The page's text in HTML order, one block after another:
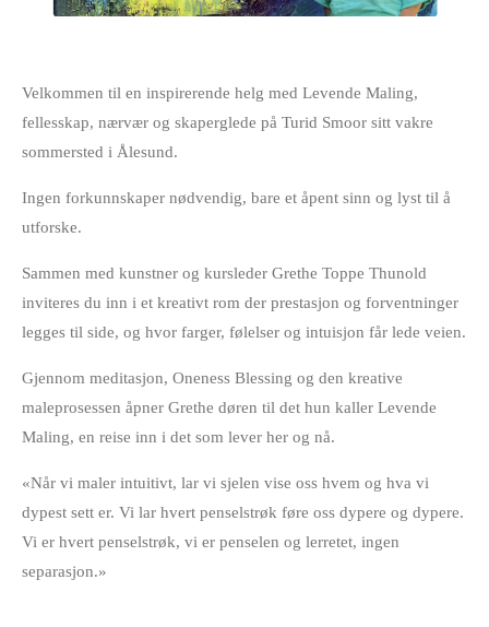
Velkommen til en inspirerende helg med Levende Maling,
fellesskap, nærvær og skaperglede på Turid Smoor sitt vakre
sommersted i Ålesund.
Ingen forkunnskaper nødvendig, bare et åpent sinn og lyst til å
utforske.
Sammen med kunstner og kursleder Grethe Toppe Thunold
inviteres du inn i et kreativt rom der prestasjon og forventninger
legges til side, og hvor farger, følelser og intuisjon får lede veien.
Gjennom meditasjon, Oneness Blessing og den kreative
maleprosessen åpner Grethe døren til det hun kaller Levende
Maling, en reise inn i det som lever her og nå.
«Når vi maler intuitivt, lar vi sjelen vise oss hvem og hva vi
dypest sett er. Vi lar hvert penselstrøk føre oss dypere og dypere.
Vi er hvert penselstrøk, vi er penselen og lerretet, ingen
separasjon.»